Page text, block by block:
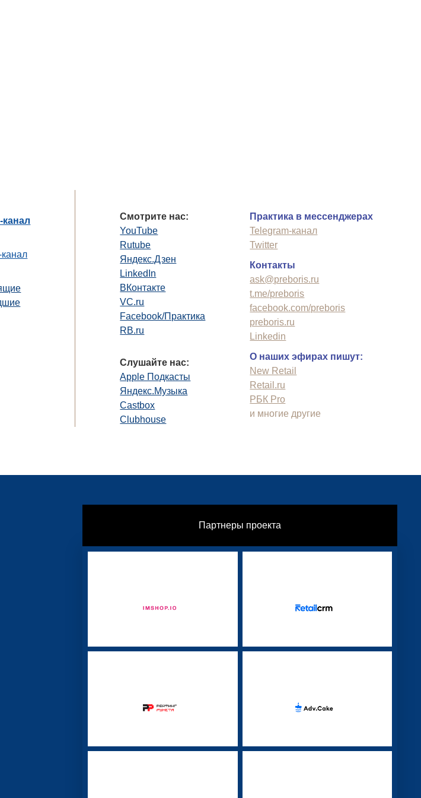
канал
Смотрите нас:
YouTube
Rutube
Яндекс.Дзен
LinkedIn
ВКонтакте
VC.ru
Facebook/Практика
RB.ru
Слушайте нас:
Apple Подкасты
Яндекс.Музыка
Castbox
Clubhouse
Практика в мессенджерах
Telegram-канал
Twitter
Контакты
ask@preboris.ru
t.me/preboris
facebook.com/preboris
preboris.ru
Linkedin
О наших эфирах пишут:
New Retail
Retail.ru
РБК Pro
и многие другие
Партнеры проекта